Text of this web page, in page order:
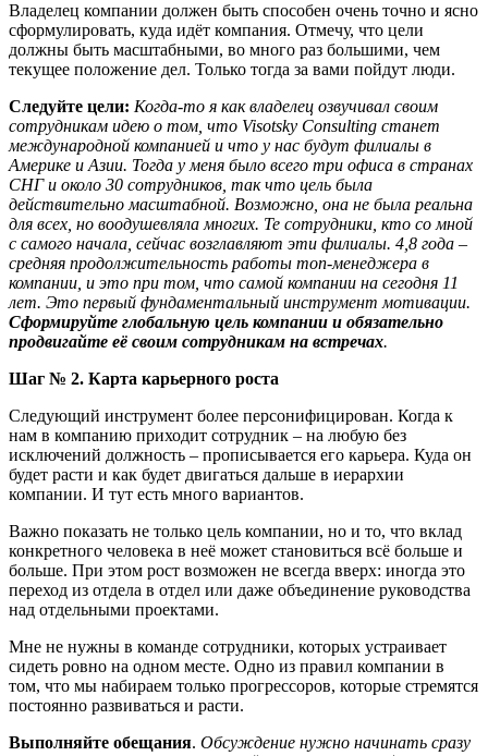
Владелец компании должен быть способен очень точно и ясно
сформулировать, куда идёт компания. Отмечу, что цели
должны быть масштабными, во много раз большими, чем
текущее положение дел. Только тогда за вами пойдут люди.
Следуйте цели: Когда-то я как владелец озвучивал своим
сотрудникам идею о том, что Visotsky Consulting станет
международной компанией и что у нас будут филиалы в
Америке и Азии. Тогда у меня было всего три офиса в странах
СНГ и около 30 сотрудников, так что цель была
действительно масштабной. Возможно, она не была реальна
для всех, но воодушевляла многих. Те сотрудники, кто со мной
с самого начала, сейчас возглавляют эти филиалы. 4,8 года –
средняя продолжительность работы топ-менеджера в
компании, и это при том, что самой компании на сегодня 11
лет. Это первый фундаментальный инструмент мотивации.
Сформируйте глобальную цель компании и обязательно
продвигайте её своим сотрудникам на встречах.
Шаг № 2. Карта карьерного роста
Следующий инструмент более персонифицирован. Когда к
нам в компанию приходит сотрудник – на любую без
исключений должность – прописывается его карьера. Куда он
будет расти и как будет двигаться дальше в иерархии
компании. И тут есть много вариантов.
Важно показать не только цель компании, но и то, что вклад
конкретного человека в неё может становиться всё больше и
больше. При этом рост возможен не всегда вверх: иногда это
переход из отдела в отдел или даже объединение руководства
над отдельными проектами.
Мне не нужны в команде сотрудники, которых устраивает
сидеть ровно на одном месте. Одно из правил компании в
том, что мы набираем только прогрессоров, которые стремятся
постоянно развиваться и расти.
Выполняйте обещания. Обсуждение нужно начинать сразу